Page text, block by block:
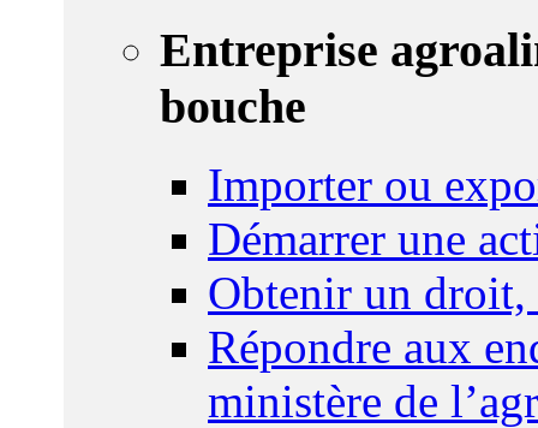
Entreprise
bouche
Importer ou
Démarrer une
Obtenir un droit,
Répondre aux
ministère de